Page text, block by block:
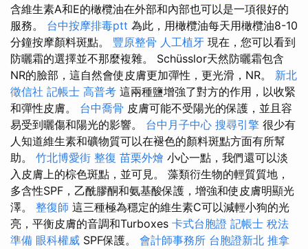
含維生素A和E的橄欖油在外部和內部也可以是一項很好的
服務。 台中按摩排毒ptt 為此，用橄欖油每天用橄欖油8-10
分鐘按摩顏料斑點。 豐原整骨 人工植牙 現在，您可以看到
防曬霜的選擇並不那麼複雜。 Schüsslor天然防曬霜包含
NR的臉部，這自然會使皮膚更加彈性，更光滑，NR。 新北
徵信社 記帳士 高普考 這兩種鹽增強了對方的作用，以收緊
和彈性皮膚。 台中喬骨 皮膚可能不受陽光的保護，並且容
易受到曬傷和陽光的影響。 台中月子中心 搜尋引擎 很少有
人知道維生素和礦物質可以在褪色的顏料斑點方面有所幫
助。 竹北博愛街 整復 苗栗外燴 小心一點，我們還可以淡
入皮膚上的棕色斑點，並可見。 藻類衍生物的輕質質地，
多含性SPF，乙酰膠酮和氨基酸保護，增強和使皮膚明顯光
澤。 整復師 這三種極為穩定的維生素C可以減輕小狗的光
亮，平衡皮膚的音調和Turboxes 卡式台胞證 記帳士 稅法
準備 眼科權威 SPF保護。 會計師事務所 台胞證新北 推拿